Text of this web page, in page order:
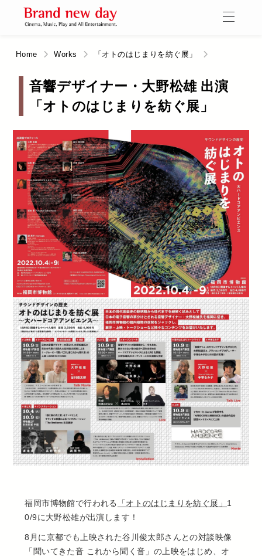
Home Works 「オトのはじまりを紡ぐ展」
音響デザイナー・大野松雄 出演
「オトのはじまりを紡ぐ展」
福岡市博物館で行われる 「オトのはじまりを紡ぐ展」 1
0/9に大野松雄が出演します！
8月に京都でも上映された谷川俊太郎さんとの対談映像
「聞いてきた音 これから聞く音」の上映をはじめ、オ